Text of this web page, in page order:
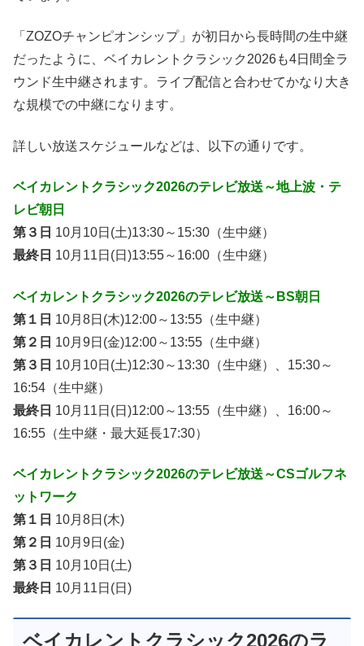
「ZOZOチャンピオンシップ」が初日から長時間の生中継
だったように、ベイカレントクラシック2026も4日間全ラ
ウンド生中継されます。ライブ配信と合わせてかなり大き
な規模での中継になります。
詳しい放送スケジュールなどは、以下の通りです。
ベイカレントクラシック2026のテレビ放送～地上波・テ
レビ朝日
第３日 10月10日(土)13:30～15:30（生中継）
最終日 10月11日(日)13:55～16:00（生中継）
ベイカレントクラシック2026のテレビ放送～BS朝日
第１日 10月8日(木)12:00～13:55（生中継）
第２日 10月9日(金)12:00～13:55（生中継）
第３日 10月10日(土)12:30～13:30（生中継）、15:30～
16:54（生中継）
最終日 10月11日(日)12:00～13:55（生中継）、16:00～
16:55（生中継・最大延長17:30）
ベイカレントクラシック2026のテレビ放送～CSゴルフネ
ットワーク
第１日 10月8日(木)
第２日 10月9日(金)
第３日 10月10日(土)
最終日 10月11日(日)
ベイカレントクラシック2026のラ